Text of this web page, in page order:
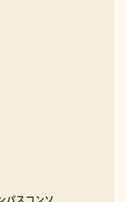
パスコンソ